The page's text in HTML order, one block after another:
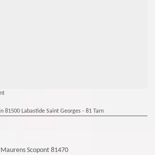
81500 Labastide Saint Georges - 81 Tarn
Scopont 81470